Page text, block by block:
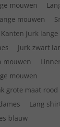
mouwen
mouwen
Kanten jurk lange
Jurk zwart
mouwen
mouwen
grote maat rood
Lang
blauw